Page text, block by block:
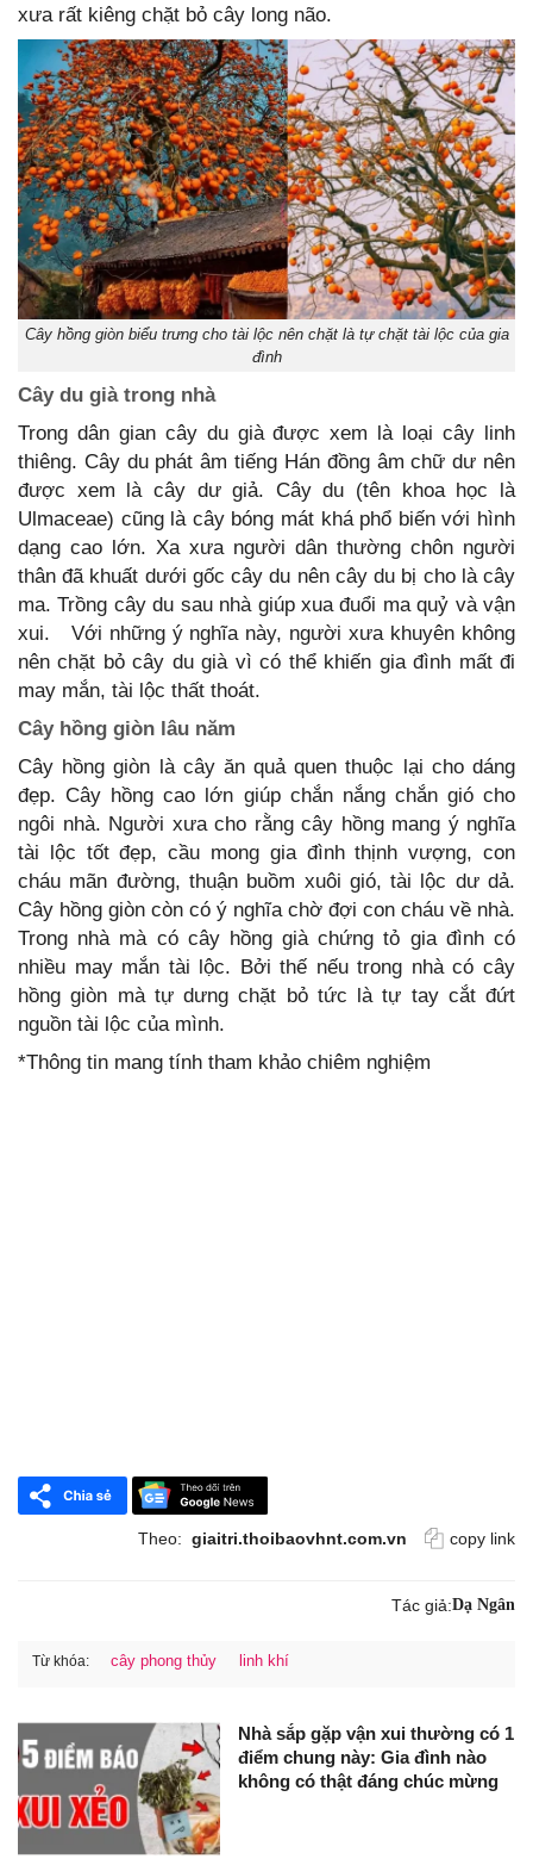
xưa rất kiêng chặt bỏ cây long não.
Cây hồng giòn biểu trưng cho tài lộc nên chặt là tự chặt tài lộc của gia
đình
Cây du già trong nhà
Trong dân gian cây du già được xem là loại cây linh
thiêng. Cây du phát âm tiếng Hán đồng âm chữ dư nên
được xem là cây dư giả. Cây du (tên khoa học là
Ulmaceae) cũng là cây bóng mát khá phổ biến với hình
dạng cao lớn. Xa xưa người dân thường chôn người
thân đã khuất dưới gốc cây du nên cây du bị cho là cây
ma. Trồng cây du sau nhà giúp xua đuổi ma quỷ và vận
xui. Với những ý nghĩa này, người xưa khuyên không
nên chặt bỏ cây du già vì có thể khiến gia đình mất đi
may mắn, tài lộc thất thoát.
Cây hồng giòn lâu năm
Cây hồng giòn là cây ăn quả quen thuộc lại cho dáng
đẹp. Cây hồng cao lớn giúp chắn nắng chắn gió cho
ngôi nhà. Người xưa cho rằng cây hồng mang ý nghĩa
tài lộc tốt đẹp, cầu mong gia đình thịnh vượng, con
cháu mãn đường, thuận buồm xuôi gió, tài lộc dư dả.
Cây hồng giòn còn có ý nghĩa chờ đợi con cháu về nhà.
Trong nhà mà có cây hồng già chứng tỏ gia đình có
nhiều may mắn tài lộc. Bởi thế nếu trong nhà có cây
hồng giòn mà tự dưng chặt bỏ tức là tự tay cắt đứt
nguồn tài lộc của mình.
*Thông tin mang tính tham khảo chiêm nghiệm
Theo: giaitri.thoibaovhnt.com.vn copy link
Tác giả:Dạ Ngân
Từ khóa: cây phong thủy linh khí
Nhà sắp gặp vận xui thường có 1
điểm chung này: Gia đình nào
không có thật đáng chúc mừng